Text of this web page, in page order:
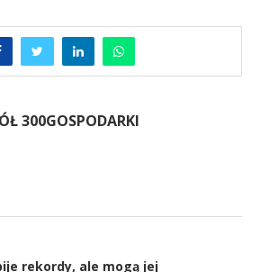
300GOSPODARKI
rekordy, ale mogą jej